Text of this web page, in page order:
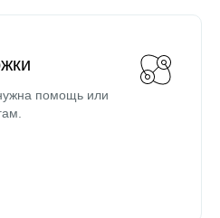
помощь или